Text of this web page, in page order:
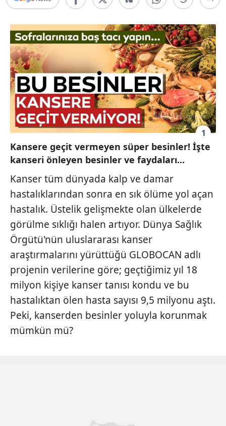
1
Kansere geçit vermeyen süper besinler! İşte
kanseri önleyen besinler ve faydaları...
Kanser tüm dünyada kalp ve damar
hastalıklarından sonra en sık ölüme yol açan
hastalık. Üstelik gelişmekte olan ülkelerde
görülme sıklığı halen artıyor. Dünya Sağlık
Örgütü'nün uluslararası kanser
araştırmalarını yürüttüğü GLOBOCAN adlı
projenin verilerine göre; geçtiğimiz yıl 18
milyon kişiye kanser tanısı kondu ve bu
hastalıktan ölen hasta sayısı 9,5 milyonu aştı.
Peki, kanserden besinler yoluyla korunmak
mümkün mü?